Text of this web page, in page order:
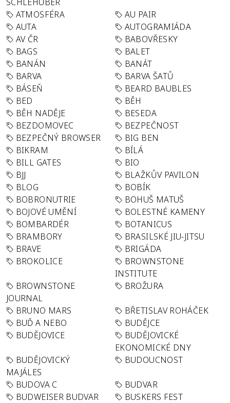
ATMOSFÉRA
AU PAIR
AUTA
AUTOGRAMIÁDA
AV ČR
BABOVŘESKY
BAGS
BALET
BANÁN
BANÁT
BARVA
BARVA ŠATŮ
BÁSEŇ
BEARD BAUBLES
BED
BĚH
BĚH NADĚJE
BESEDA
BEZDOMOVEC
BEZPEČNOST
BEZPEČNÝ BROWSER
BIG BEN
BIKRAM
BÍLÁ
BILL GATES
BIO
BJJ
BLAŽKŮV PAVILON
BLOG
BOBÍK
BOBRONUTRIE
BOHUŠ MATUŠ
BOJOVÉ UMĚNÍ
BOLESTNÉ KAMENY
BOMBARDÉR
BOTANICUS
BRAMBORY
BRASILSKÉ JIU-JITSU
BRAVE
BRIGÁDA
BROKOLICE
BROWNSTONE
INSTITUTE
BROWNSTONE
JOURNAL
BROŽURA
BRUNO MARS
BŘETISLAV ROHÁČEK
BUĎ A NEBO
BUDĚJCE
BUDĚJOVICE
BUDĚJOVICKÉ
EKONOMICKÉ DNY
BUDĚJOVICKÝ
MAJÁLES
BUDOUCNOST
BUDOVA C
BUDVAR
BUDWEISER BUDVAR
BUSKERS FEST